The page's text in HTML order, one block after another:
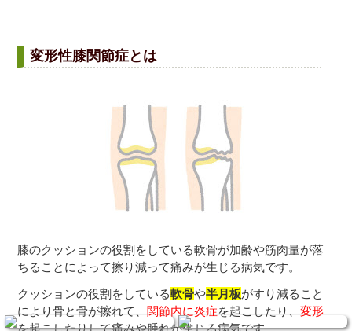
変形性膝関節症とは
膝のクッションの役割をしている軟骨が加齢や筋肉量が落
ちることによって擦り減って痛みが生じる病気です。
クッションの役割をしている軟骨や半月板がすり減ること
により骨と骨が擦れて、 関節内に炎症を起こしたり、変形
を起こしたりして痛みや腫れが生じる病気です。